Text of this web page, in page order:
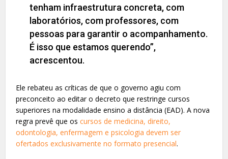
tenham infraestrutura concreta, com
laboratórios, com professores, com
pessoas para garantir o acompanhamento.
É isso que estamos querendo”,
acrescentou.
Ele rebateu as críticas de que o governo agiu com
preconceito ao editar o decreto que restringe cursos
superiores na modalidade ensino a distância (EAD). A nova
regra prevê que oscursos de medicina, direito,
odontologia, enfermagem e psicologia devem ser
ofertados exclusivamente no formato presencial.